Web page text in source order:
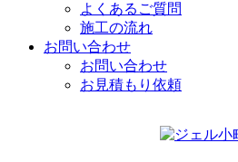
よくあるご質問
施工の流れ
お問い合わせ
お問い合わせ
お見積もり依頼